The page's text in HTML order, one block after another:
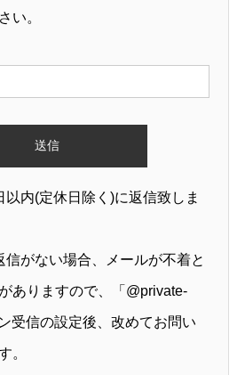
い。
内(定休日除く)に返信致しま
がない場合、メールが不着と
ありますので、「@private-
受信の設定後、改めてお問い
。